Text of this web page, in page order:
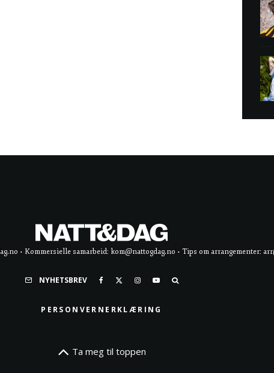
• Kommersielle samarbeid: kom@nattogdag.no • Tips om arrangementer:
NYHETSBREV
PERSONVERNERKLÆRING
Ta meg til toppen